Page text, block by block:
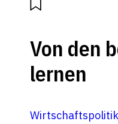
Von den
lernen
Wirtschaftspolitik